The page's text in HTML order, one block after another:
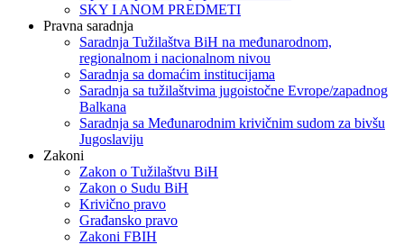
SKY I ANOM PREDMETI
Pravna saradnja
Saradnja Tužilaštva BiH na međunarodnom,
regionalnom i nacionalnom nivou
Saradnja sa domaćim institucijama
Saradnja sa tužilaštvima jugoistočne Evrope/zapadnog
Balkana
Saradnja sa Međunarodnim krivičnim sudom za bivšu
Jugoslaviju
Zakoni
Zakon o Тužilaštvu BiH
Zakon o Sudu BiH
Krivično pravo
Građansko pravo
Zakoni FBIH